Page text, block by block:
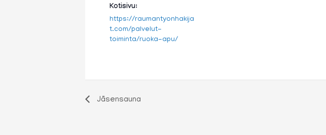
Kotisivu:
https://raumantyonhakija
t.com/palvelut-
toiminta/ruoka-apu/
Jäsensauna